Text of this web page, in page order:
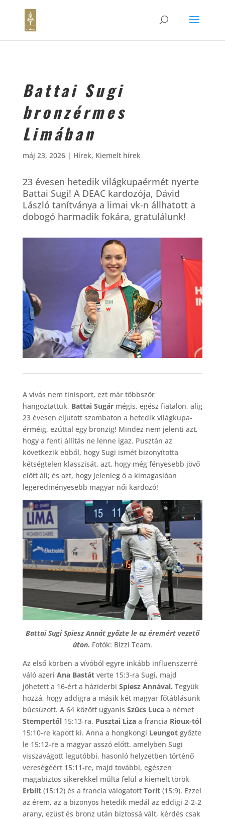
Battai Sugi
bronzérmes
Limában
máj 23, 2026| Hírek, Kiemelt hírek
23 évesen hetedik világkupaérmét nyerte
Battai Sugi! A DEAC kardozója, Dávid
László tanítványa a limai vk-n állhatott a
dobogó harmadik fokára, gratulálunk!
A vívás nem tinisport, ezt már többször
hangoztattuk, Battai Sugármégis, egész fiatalon, alig
23 évesen eljutott szombaton a hetedik világkupa-
érméig, ezúttal egy bronzig! Mindez nem jelenti azt,
hogy a fenti állítás ne lenne igaz. Pusztán az
következik ebből, hogy Sugi ismét bizonyította
kétségtelen klasszisát, azt, hogy még fényesebb jövő
előtt áll; és azt, hogy jelenleg ő a kimagaslóan
legeredményesebb magyar női kardozó!
Battai Sugi Spiesz Annát győzte le az éremért vezető
úton. Fotók: Bizzi Team.
Az első körben a vívóból egyre inkább influenszerré
váló azeri Ana Bastátverte 15:3-ra Sugi, majd
jöhetett a 16-ért a háziderbi Spiesz Annával. Tegyük
hozzá, hogy addigra a másik két magyar főtáblásunk
búcsúzott. A 64 között ugyanis Szűcs Lucaa német
Stempertől15:13-ra, Pusztai Liza a francia Rioux-tól
15:10-re kapott ki. Anna a hongkongi Leungotgyőzte
le 15:12-re a magyar asszó előtt. amelyben Sugi
visszavágott legutóbbi, hasonló helyzetben történő
vereségéért 15:11-re, majd további, egészen
magabiztos sikerekkel múlta felül a kiemelt török
Erbilt (15:12) és a francia válogatott Torit(15:9). Ezzel
az érem, az a bizonyos hetedik medál az eddigi 2-2-2
arany, ezüst és bronz után biztossá vált, kérdés csak